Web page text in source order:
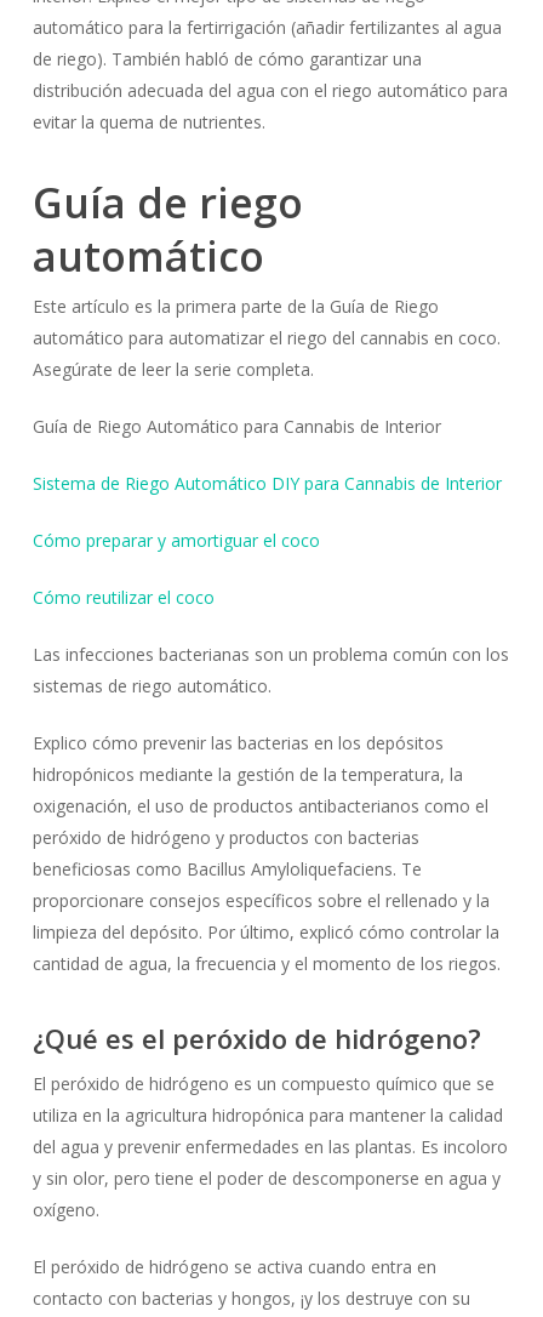
automático para la fertirrigación (añadir fertilizantes al agua
de riego). También habló de cómo garantizar una
distribución adecuada del agua con el riego automático para
evitar la quema de nutrientes.
Guía de riego
automático
Este artículo es la primera parte de la Guía de Riego
automático para automatizar el riego del cannabis en coco.
Asegúrate de leer la serie completa.
Guía de Riego Automático para Cannabis de Interior
Sistema de Riego Automático DIY para Cannabis de Interior
Cómo preparar y amortiguar el coco
Cómo reutilizar el coco
Las infecciones bacterianas son un problema común con los
sistemas de riego automático.
Explico cómo prevenir las bacterias en los depósitos
hidropónicos mediante la gestión de la temperatura, la
oxigenación, el uso de productos antibacterianos como el
peróxido de hidrógeno y productos con bacterias
beneficiosas como Bacillus Amyloliquefaciens. Te
proporcionare consejos específicos sobre el rellenado y la
limpieza del depósito. Por último, explicó cómo controlar la
cantidad de agua, la frecuencia y el momento de los riegos.
¿Qué es el peróxido de hidrógeno?
El peróxido de hidrógeno es un compuesto químico que se
utiliza en la agricultura hidropónica para mantener la calidad
del agua y prevenir enfermedades en las plantas. Es incoloro
y sin olor, pero tiene el poder de descomponerse en agua y
oxígeno.
El peróxido de hidrógeno se activa cuando entra en
contacto con bacterias y hongos, ¡y los destruye con su